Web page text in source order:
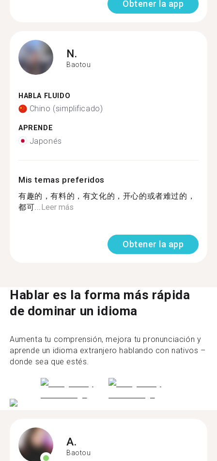
Obtener la app
N.
Baotou
HABLA FLUIDO
Chino (simplificado)
APRENDE
Japonés
Mis temas preferidos
有趣的，有料的，有文化的，开心的或者难过的，
都可... Leer más
Obtener la app
Hablar es la forma más rápida
de dominar un idioma
Aumenta tu comprensión, mejora tu pronunciación y
aprende un idioma extranjero hablando con nativos –
donde sea que estés.
A.
Baotou